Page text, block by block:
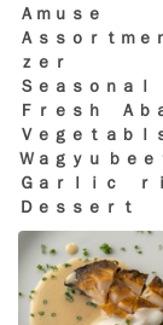
Ａｍｕｓｅ
Ａｓｓｏｒｔｍ
ｚｅｒ
Ｓｅａｓｏｎａ
Ｆｒｅｓｈ Ａｂ
Ｖｅｇｅｔａｂｌ
Ｗａｇｙｕ ｂｅ
Ｇａｒｌｉｃ ｒ
Ｄｅｓｓｅｒｔ